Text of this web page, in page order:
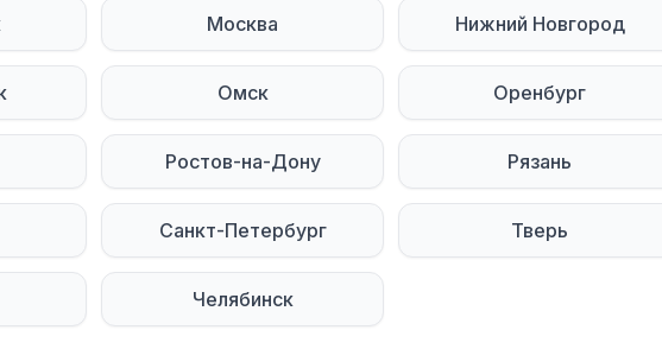
вещи для мальчика , с 68 по 86р , 2 пакета , пелёнки тоже
в хорошем состоянии, после 1 ребенка .
остановка : дом одежды.
Lukonina]
на нас в социальных сетях:
Москва Нижний Новгород
Омск Оренбург
Ростов-на-Дону Рязань
Санкт-Петербург Тверь
Челябинск